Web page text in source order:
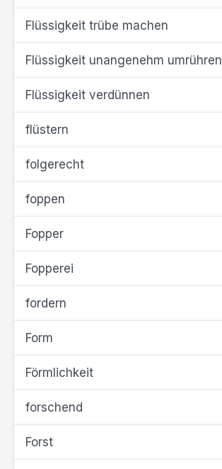
Flüssigkeit trübe machen
Flüssigkeit unangenehm umrühren
Flüssigkeit verdünnen
flüstern
folgerecht
foppen
Fopper
Fopperei
fordern
Form
Förmlichkeit
forschend
Forst